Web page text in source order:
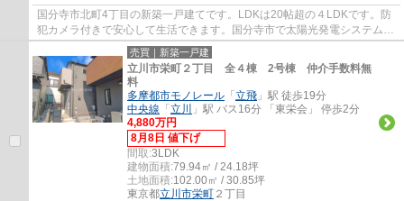
国分寺市北町4丁目の新築一戸建てです。LDKは20帖超の４LDKです。防
犯カメラ付きで安心して生活できます。国分寺市で太陽光発電システム搭
載でエコな暮らしができます。国分寺市でお住...
売買｜新築一戸建
立川市栄町２丁目 全４棟 2号棟 仲介手数料無
料
多摩都市モノレール 「 立飛 」駅 徒歩19分
中央線 「 立川
」駅 バス16分 「東栄会」 停歩2分
4,880万円
8月8日 値下げ
間取:3LDK
建物面積:79.94㎡ / 24.18坪
土地面積:102.00㎡ / 30.85坪
東京都立川市栄町 ２丁目